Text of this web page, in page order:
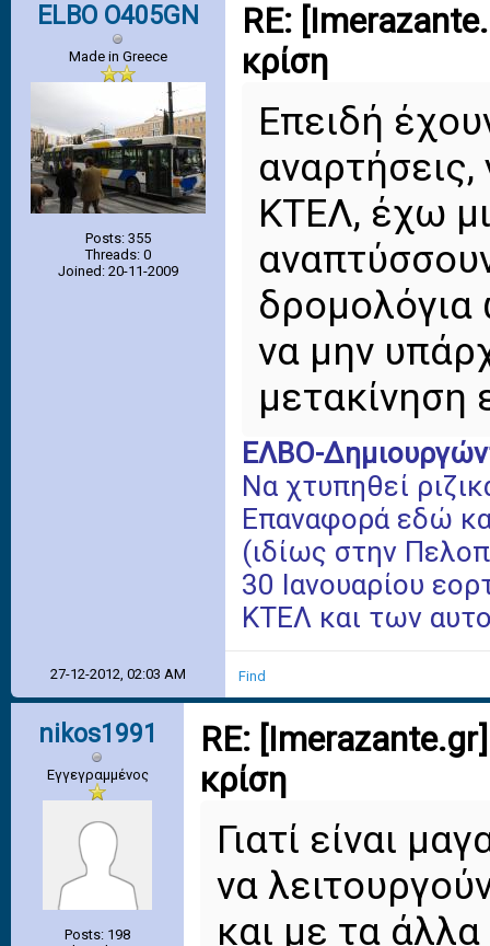
ELBO O405GN
Made in Greece
Posts: 355
Threads: 0
Joined: 20-11-2009
RE:
κρίση
Επειδή
ΚΤΕΛ, έχω
δρομολόγια
να μην
μετακίνηση
ΕΛΒΟ-
Να χτυπηθεί
Επαναφορά εδώ
(ιδίως στην
30 Ιανουαρίου
ΚΤΕΛ και των
27-12-2012, 02:03 AM Find
nikos1991
Εγγεγραμμένος
Posts: 198
RE:
κρίση
Γιατί είναι
να
και με τα